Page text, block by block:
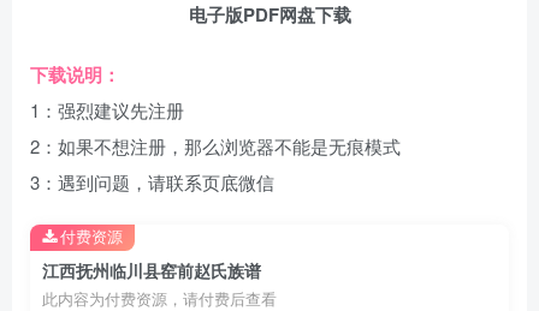
电子版PDF网盘下载
下载说明：
1：强烈建议先注册
2：如果不想注册，那么浏览器不能是无痕模式
3：遇到问题，请联系页底微信
江西抚州临川县窑前赵氏族谱
此内容为付费资源，请付费后查看
付费资源